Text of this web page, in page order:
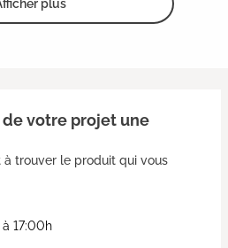
plus
votre projet une
à trouver le produit qui vous
17:00h